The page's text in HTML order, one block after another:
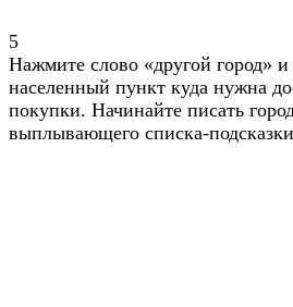
5
Нажмите слово «другой город»
населенный пункт куда нужна
покупки. Начинайте писать
выплывающего списка-